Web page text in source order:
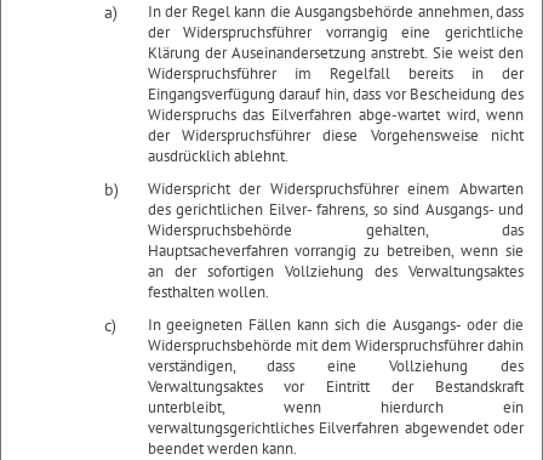
a)
In der Regel kann die Ausgangsbehörde annehmen, dass
der Widerspruchsführer vorrangig eine gerichtliche
Klärung der Auseinandersetzung anstrebt. Sie weist den
Widerspruchsführer im Regelfall bereits in der
Eingangsverfügung darauf hin, dass vor Bescheidung des
Widerspruchs das Eilverfahren abge-wartet wird, wenn
der Widerspruchsführer diese Vorgehensweise nicht
ausdrücklich ablehnt.
b)
Widerspricht der Widerspruchsführer einem Abwarten
des gerichtlichen Eilver- fahrens, so sind Ausgangs- und
Widerspruchsbehörde gehalten, das
Hauptsacheverfahren vorrangig zu betreiben, wenn sie
an der sofortigen Vollziehung des Verwaltungsaktes
festhalten wollen.
c)
In geeigneten Fällen kann sich die Ausgangs- oder die
Widerspruchsbehörde mit dem Widerspruchsführer dahin
verständigen, dass eine Vollziehung des
Verwaltungsaktes vor Eintritt der Bestandskraft
unterbleibt, wenn hierdurch ein
verwaltungsgerichtliches Eilverfahren abgewendet oder
beendet werden kann.